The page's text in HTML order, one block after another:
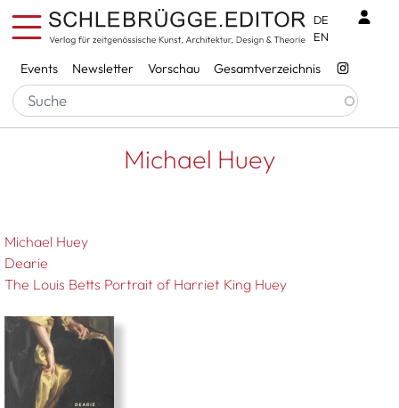
Direkt zum Inhalt
Services
Events Newsletter Vorschau Gesamtverzeichnis
DE
EN
Pfadnavigation
Startseite Michael Huey
Michael Huey
Michael Huey
Dearie
The Louis Betts Portrait of Harriet King Huey